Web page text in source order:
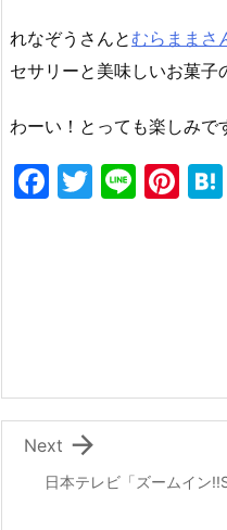
れなぞうさんと むらままさ
セサリーと美味しいお菓子
わーい！とっても楽しみで
F
o
k
T
Li Pi
日本テレビ「ズームイン

Next